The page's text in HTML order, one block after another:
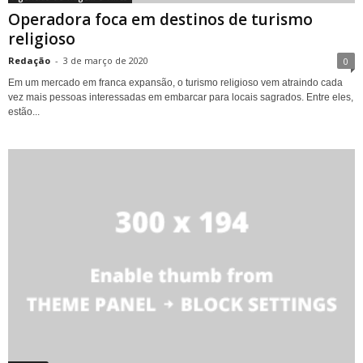
Operadora foca em destinos de turismo
religioso
Redação - 3 de março de 2020 0
Em um mercado em franca expansão, o turismo religioso vem atraindo cada
vez mais pessoas interessadas em embarcar para locais sagrados. Entre eles,
estão...